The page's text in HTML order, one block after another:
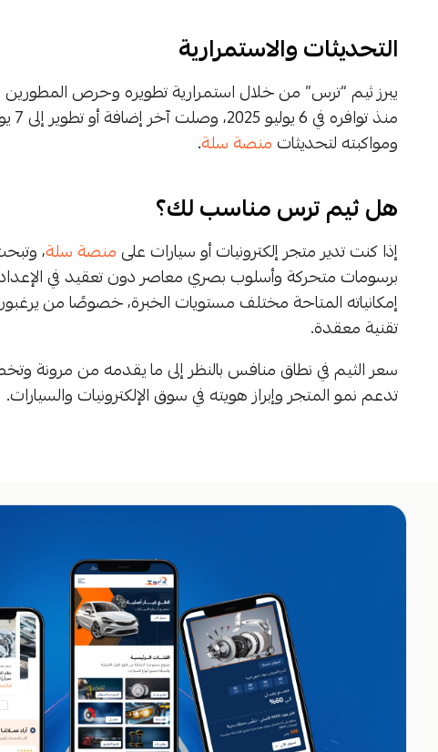
التحديثات والاستمرارية
ومواكبته لتحديثاتمنصة سلة.
هل ثيم ترس مناسب لك؟
إذا كنت تدير متجر إلكترونيات أو سيارات علىمنصة سلة،
برسومات متحركة وأسلوب بصري معاصر دون تعقيد في
إمكانياته المتاحة مختلف مستويات الخبرة، خصوصًا من
تقنية معقدة.
سعر الثيم في نطاق منافس بالنظر إلى ما يقدمه من مرونة
تدعم نمو المتجر وإبراز هويته في سوق الإلكترونيات والسيارات.